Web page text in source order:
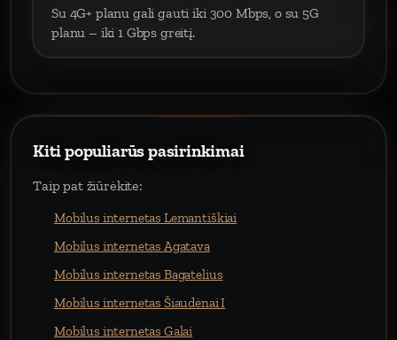
Su 4G+ planu gali gauti iki 300 Mbps, o su 5G
planu – iki 1 Gbps greitį.
Kiti populiarūs pasirinkimai
Taip pat žiūrėkite:
Mobilus internetas Lemantiškiai
Mobilus internetas Agatava
Mobilus internetas Bagatelius
Mobilus internetas Šiaudėnai I
Mobilus internetas Galai